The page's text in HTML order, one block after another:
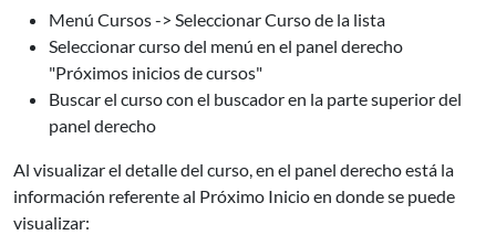
Menú Cursos -> Seleccionar Curso de la lista
Seleccionar curso del menú en el panel derecho
"Próximos inicios de cursos"
Buscar el curso con el buscador en la parte superior del
panel derecho
Al visualizar el detalle del curso, en el panel derecho está la
información referente al Próximo Inicio en donde se puede
visualizar: